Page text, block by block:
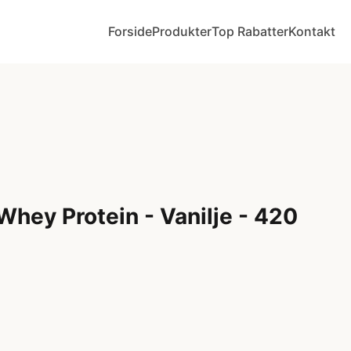
ForsideProdukterTop RabatterKontakt
Protein - Vanilje - 420